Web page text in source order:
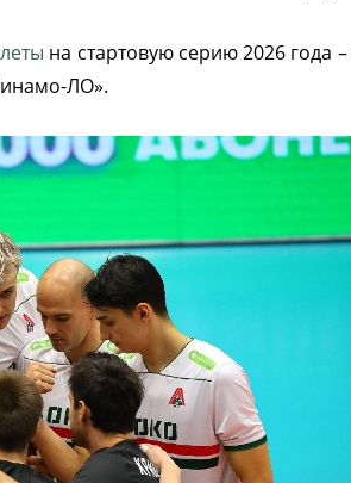
на стартовую серию 2026 года –
ЛО».